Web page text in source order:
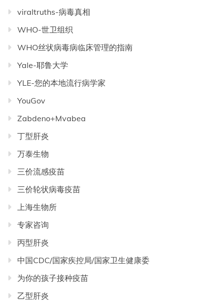
viraltruths-病毒真相
WHO-世卫组织
WHO丝状病毒病临床管理的指南
Yale-耶鲁大学
YLE-您的本地流行病学家
YouGov
Zabdeno+Mvabea
丁型肝炎
万泰生物
三价流感疫苗
三价轮状病毒疫苗
上海生物所
专家咨询
丙型肝炎
中国CDC/国家疾控局/国家卫生健康委
为你的孩子接种疫苗
乙型肝炎